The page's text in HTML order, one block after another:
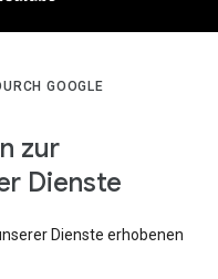
GOOGLE
zur
Dienste
Dienste erhobenen